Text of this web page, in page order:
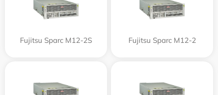
Fujitsu Sparc M12-2S Fujitsu Sparc M12-2